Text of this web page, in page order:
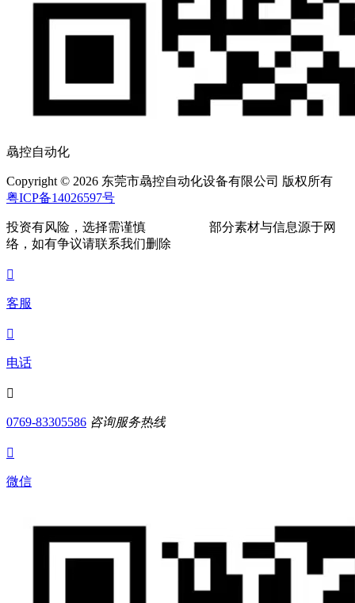
骉控自动化
Copyright © 2026 东莞市骉控自动化设备有限公司 版权所有
粤ICP备14026597号
投资有风险，选择需谨慎 部分素材与信息源于网
络，如有争议请联系我们删除

客服

电话

0769-83305586 咨询服务热线

微信